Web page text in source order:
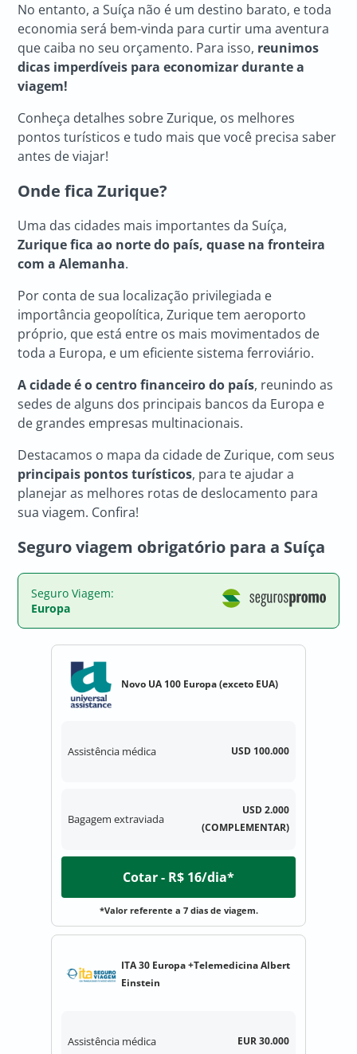
No entanto, a Suíça não é um destino barato, e toda
economia será bem-vinda para curtir uma aventura
que caiba no seu orçamento. Para isso, reunimos
dicas imperdíveis para economizar durante a
viagem!
Conheça detalhes sobre Zurique, os melhores
pontos turísticos e tudo mais que você precisa saber
antes de viajar!
Onde fica Zurique?
Uma das cidades mais importantes da Suíça,
Zurique fica ao norte do país, quase na fronteira
com a Alemanha.
Por conta de sua localização privilegiada e
importância geopolítica, Zurique tem aeroporto
próprio, que está entre os mais movimentados de
toda a Europa, e um eficiente sistema ferroviário.
A cidade é o centro financeiro do país, reunindo as
sedes de alguns dos principais bancos da Europa e
de grandes empresas multinacionais.
Destacamos o mapa da cidade de Zurique, com seus
principais pontos turísticos, para te ajudar a
planejar as melhores rotas de deslocamento para
sua viagem. Confira!
Seguro viagem obrigatório para a Suíça
Seguro Viagem:
Europa
Novo UA 100 Europa (exceto EUA)
Assistência médica USD 100.000
Bagagem extraviada
USD 2.000
(COMPLEMENTAR)
Cotar - R$ 16/dia*
*Valor referente a 7 dias de viagem.
ITA 30 Europa +Telemedicina Albert
Einstein
Assistência médica EUR 30.000